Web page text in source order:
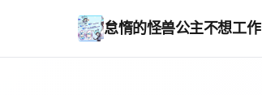
怠惰的怪兽公主不想工作